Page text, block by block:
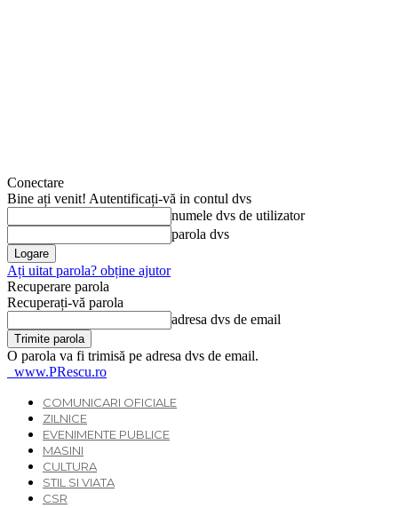
Conectare
Bine ați venit! Autentificați-vă in contul dvs
numele dvs de utilizator
parola dvs
Ați uitat parola? obține ajutor
Recuperare parola
Recuperați-vă parola
adresa dvs de email
O parola va fi trimisă pe adresa dvs de email.
www.PRescu.ro
COMUNICARI OFICIALE
ZILNICE
EVENIMENTE PUBLICE
MASINI
CULTURA
STIL SI VIATA
CSR